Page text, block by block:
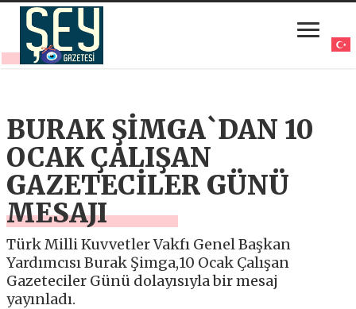
BURAK ŞİMGA`DAN 10
OCAK ÇALIŞAN
GAZETECİLER GÜNÜ
MESAJI
Türk Milli Kuvvetler Vakfı Genel Başkan
Yardımcısı Burak Şimga,10 Ocak Çalışan
Gazeteciler Günü dolayısıyla bir mesaj
yayınladı.